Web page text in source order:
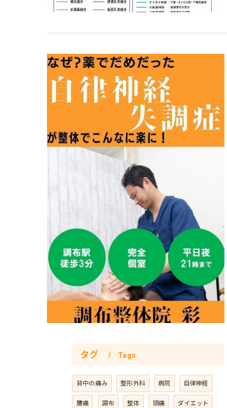
タグ Tags
背中の痛み 整形外科 病院 自律神経
腰痛 調布 整体 頭痛 ダイエット